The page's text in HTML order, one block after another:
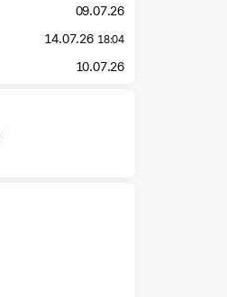
09.07.26
14.07.26 18:04
10.07.26